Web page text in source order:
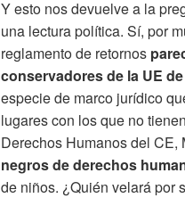
Y esto nos devuelve a la
una lectura política. Sí, por
reglamento de retornos
conservadores de la UE
especie de marco jurídico
lugares con los que no
Derechos Humanos del CE,
negros de derechos
de niños. ¿Quién velará por